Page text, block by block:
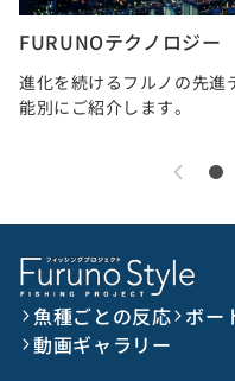
FURUNOテクノロジー
進化を続けるフルノの先進
能別にご紹介します。
魚種ごとの反応 ボー
動画ギャラリー